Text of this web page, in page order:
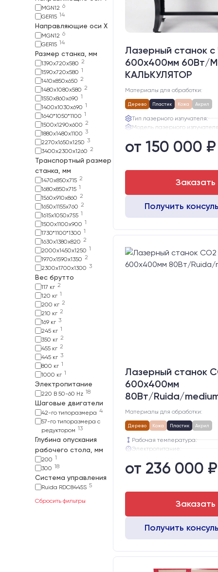
MGN12 6
GER15 14
Направляющие оси Х
MGN12 6
GER15 14
Размер станка, мм
1390х720х580 2
1590х720х580 1
1410х850х650 2
1480х1080х580 2
1550х860х690 1
1400x1030x690 1
1640*1050*1100 1
1500x1290x600 2
1880х1480х1100 3
2270х1650х1250 3
3400х2300х1260 2
Транспортный размер
станка, мм
1470х850х715 2
1680х850х715 1
1560х910х860 2
1650x1155x760 2
1615х1050х755 1
1500х1100х900 1
1730*1100*1300 1
1630х1380х820 2
2000х1450х1250 1
1970х1590х1350 2
2300х1700х1300 3
Вес брутто
117 кг 2
120 кг 1
200 кг 2
210 кг 2
169 кг 3
245 кг 1
350 кг 2
455 кг 2
445 кг 3
800 кг 1
1000 кг 1
Электропитание
220 В 50-60 Hz 18
Шаговые двигатели
42-го типоразмера 4
57-го типоразмера с
редуктором 13
Глубина опускания
рабочего стола, мм
200 1
300 18
Система управления
Ruida RDC8445S 5
Сбросить фильтры
Лазерный станок c
600х400мм 60Вт/
КАЛЬКУЛЯТОР
Материалы для обработки:
Дерево Пластик Кожа Акрил
Тип лазерного излучателя:
Модель лазерного
Линза:
Зеркала:
от 150 000 ₽
Заказать
Получить
Лазерный станок
600х400мм
80Вт/Ruida/
Материалы для обработки:
Дерево Кожа Пластик Акрил
Рабочая температура:
Электропитание:
Глубина опускания рабочего
Направляющие оси Y:
от 236 000 ₽
Заказать
Получить